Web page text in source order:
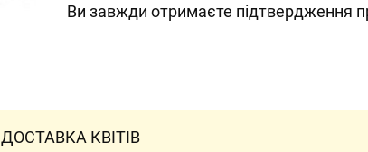
Ви завжди отримаєте підтвердження
ДОСТАВКА КВІТІВ